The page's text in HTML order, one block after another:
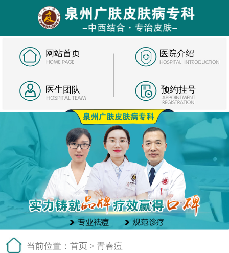
网站首页 医院介绍
医生团队 预约挂号
当前位置： 首页 > 青春痘